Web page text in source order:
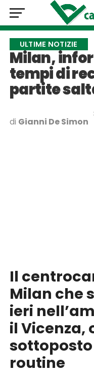
ULTIME NOTIZIE
Milan,
tempi di
partite
di Gianni De Simon
Il
Milan che
ieri
il Vicenza,
routine